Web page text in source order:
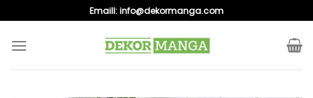
to
content
Emaill:info@dekormanga.com